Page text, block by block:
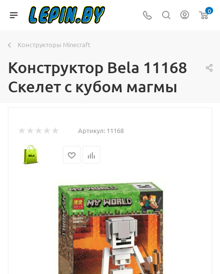
0
Конструкторы Minecraft
Конструктор Bela 11168
Скелет с кубом магмы
Артикул: 11168